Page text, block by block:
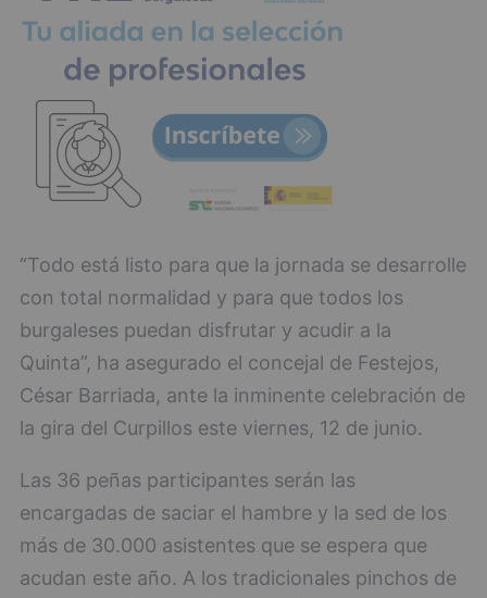
“Todo está listo para que la jornada se desarrolle
con total normalidad y para que todos los
burgaleses puedan disfrutar y acudir a la
Quinta”, ha asegurado el concejal de Festejos,
César Barriada, ante la inminente celebración de
la gira del Curpillos este viernes, 12 de junio.
Las 36 peñas participantes serán las
encargadas de saciar el hambre y la sed de los
más de 30.000 asistentes que se espera que
acudan este año. A los tradicionales pinchos de